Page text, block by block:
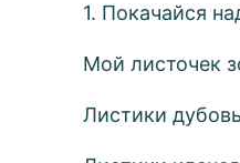
1. Покачайся
Мой листочек
Листики